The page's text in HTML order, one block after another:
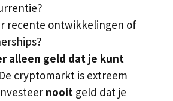
recente ontwikkelingen of
alleen geld dat je kunt
De cryptomarkt is extreem
nooit geld dat je